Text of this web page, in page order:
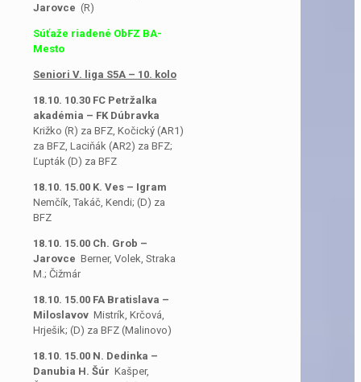
Jarovce (R)
Súťaže riadené ObFZ BA-
Mesto
Seniori V. liga S5A – 10. kolo
18.10. 10.30 FC Petržalka
akadémia – FK Dúbravka
Križko (R) za BFZ, Kočický (AR1)
za BFZ, Laciňák (AR2) za BFZ;
Ľupták (D) za BFZ
18.10. 15.00 K. Ves – Igram
Nemčík, Takáč, Kendi; (D) za
BFZ
18.10. 15.00 Ch. Grob –
Jarovce Berner, Volek, Straka
M.; Čižmár
18.10. 15.00 FA Bratislava –
Miloslavov Mistrík, Krčová,
Hrješik; (D) za BFZ (Malinovo)
18.10. 15.00 N. Dedinka –
Danubia H. Šúr Kašper,